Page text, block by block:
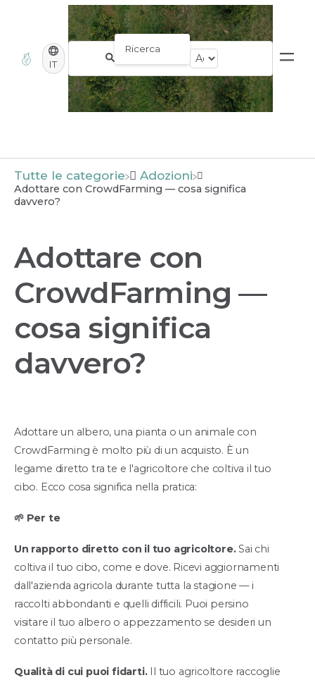
IT
Tutte le categorie ​Adozioni
Adottare con CrowdFarming — cosa significa
davvero?
Adottare con
CrowdFarming —
cosa significa
davvero?
Adottare un albero, una pianta o un animale con
CrowdFarming è molto più di un acquisto. È un
legame diretto tra te e l'agricoltore che coltiva il tuo
cibo. Ecco cosa significa nella pratica:
🌱 Per te
Un rapporto diretto con il tuo agricoltore.Sai chi
coltiva il tuo cibo, come e dove. Ricevi aggiornamenti
dall'azienda agricola durante tutta la stagione — i
raccolti abbondanti e quelli difficili. Puoi persino
visitare il tuo albero o appezzamento se desideri un
contatto più personale.
Qualità di cui puoi fidarti.Il tuo agricoltore raccoglie